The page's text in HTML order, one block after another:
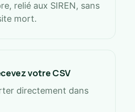
relié aux SIREN, sans
mort.
votre CSV
directement dans